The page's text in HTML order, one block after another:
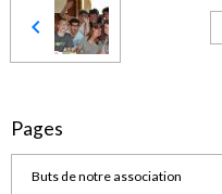
Pages
Buts de notre association